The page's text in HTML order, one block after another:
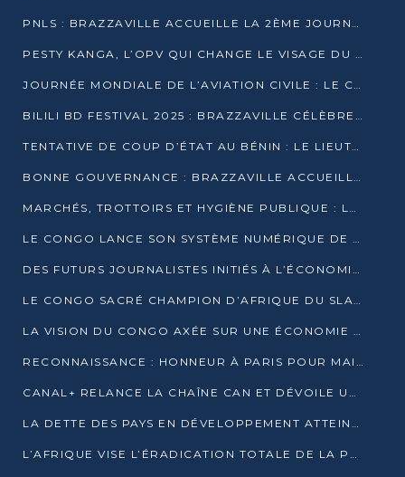
PNLS : BRAZZAVILLE ACCUEILLE LA 2ÈME JOURNÉE SCIENTIFIQUE SUR LE VIH/SIDA
PESTY KANGA, L’OPV QUI CHANGE LE VISAGE DU REPORTAGE AU CONGO
JOURNÉE MONDIALE DE L’AVIATION CIVILE : LE CONGO MISE SUR L’INNOVATION ET LA SÉCURITÉ
BILILI BD FESTIVAL 2025 : BRAZZAVILLE CÉLÈBRE DIX ANS DE CRÉATION GRAPHIQUE AFRICAINE
TENTATIVE DE COUP D’ÉTAT AU BÉNIN : LE LIEUTENANT-COLONEL TIGRI S’AUTOPROCLAME CHEF D’UN COMITÉ MILITAIRE
BONNE GOUVERNANCE : BRAZZAVILLE ACCUEILLE LES PREMIÈRES JOURNÉES CONGOLAISES DE L’ÉVALUATION
MARCHÉS, TROTTOIRS ET HYGIÈNE PUBLIQUE : LE GOUVERNEMENT DURCIT LE TON
LE CONGO LANCE SON SYSTÈME NUMÉRIQUE DE VÉRIFICATION DU BOIS
DES FUTURS JOURNALISTES INITIÉS À L’ÉCONOMIE BLEUE DURABLE
LE CONGO SACRÉ CHAMPION D’AFRIQUE DU SLAM 2025
LA VISION DU CONGO AXÉE SUR UNE ÉCONOMIE BAS CARBONE AU RENDEZ-VOUS DE MONACO 2025
RECONNAISSANCE : HONNEUR À PARIS POUR MAIXENT RAOUL OMINGA
CANAL+ RELANCE LA CHAÎNE CAN ET DÉVOILE UNE OFFRE EXCEPTIONNELLE POUR DÉCEMBRE
LA DETTE DES PAYS EN DÉVELOPPEMENT ATTEINT UN SOMMET HISTORIQUE ENTRE 2022 ET 2024
L’AFRIQUE VISE L’ÉRADICATION TOTALE DE LA POLIOMYÉLITE D’ICI 2026